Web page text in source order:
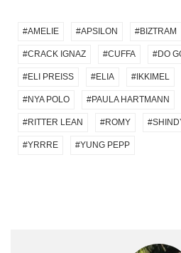
AMELIE APSILON BIZTRAM
CRACK IGNAZ CUFFA DO
ELI PREISS ELIA IKKIMEL
NYA POLO PAULA HARTMANN
RITTER LEAN ROMY
YRRRE YUNG PEPP